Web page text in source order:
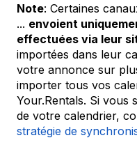
Note: Certaines
... envoient
effectuées via leur
importées dans leur
votre annonce sur
importer tous vos
Your.Rentals. Si vous
de votre calendrier,
stratégie de